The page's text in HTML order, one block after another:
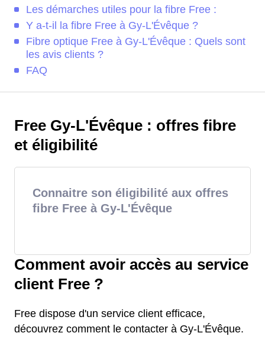
Les démarches utiles pour la fibre Free :
Y a-t-il la fibre Free à Gy-L'Évêque ?
Fibre optique Free à Gy-L'Évêque : Quels sont
les avis clients ?
FAQ
Free Gy-L'Évêque : offres fibre
et éligibilité
Connaitre son éligibilité aux offres
fibre Free à Gy-L'Évêque
Comment avoir accès au service
client Free ?
Free dispose d'un service client efficace,
découvrez comment le contacter à Gy-L'Évêque.